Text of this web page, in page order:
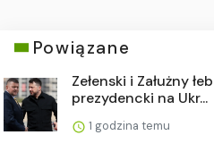
Powiązane
Zełenski i Załużny
prezydencki na Ukr...
1 godzina temu